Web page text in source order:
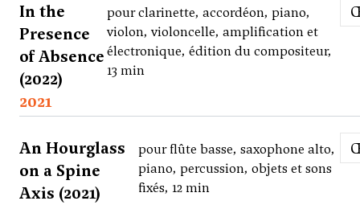
In the
Presence
of Absence
(2022)
pour clarinette, accordéon, piano,
violon, violoncelle, amplification et
électronique, édition du compositeur,
13 min
2021
An Hourglass
on a Spine
Axis (2021)
pour flûte basse, saxophone alto,
piano, percussion, objets et sons
fixés, 12 min